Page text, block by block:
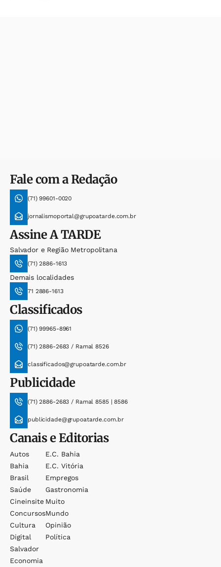
Fale com a Redação
(71) 99601-0020
jornalismoportal@grupoatarde.com.br
AssineA TARDE
Salvador e Região Metropolitana
(71) 2886-1613
Demais localidades
71 2886-1613
Classificados
(71) 99965-8961
(71) 2886-2683 / Ramal 8526
classificados@grupoatarde.com.br
Publicidade
(71) 2886-2683 / Ramal 8585 | 8586
publicidade@grupoatarde.com.br
Canais e Editorias
Autos
Bahia
Brasil
Saúde
Cineinsite
Concursos
Cultura
Digital
Salvador
Economia
E.c. Bahia
E.c. Vitória
Empregos
Gastronomia
Muito
Mundo
Opinião
Política